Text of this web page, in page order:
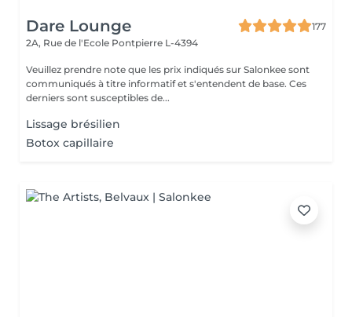
Dare Lounge
177
2A, Rue de l'Ecole Pontpierre L-4394
Veuillez prendre note que les prix indiqués sur Salonkee sont
communiqués à titre informatif et s'entendent de base. Ces
derniers sont susceptibles de...
Lissage brésilien
Botox capillaire